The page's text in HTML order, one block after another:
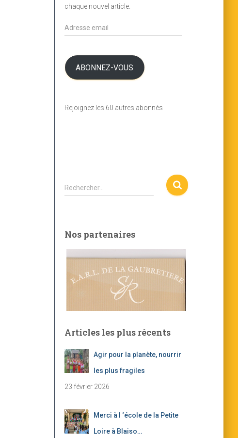
chaque nouvel article.
A
d
s
s
m
ABONNEZ-VOUS
Rejoignez les 60 autres abonnés
R
e
r
c
h
Rechercher…
Nos partenaires
Articles les plus récents
Agir pour la planète, nourrir
les plus fragiles
23 février 2026
Merci à l ‘école de la Petite
Loire à Blaiso…